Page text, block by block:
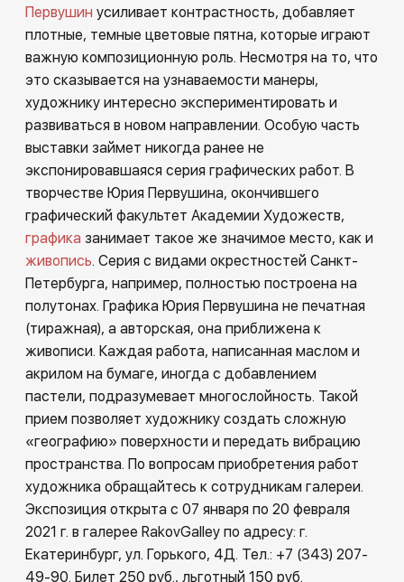
Первушин усиливает контрастность, добавляет
плотные, темные цветовые пятна, которые играют
важную композиционную роль. Несмотря на то, что
это сказывается на узнаваемости манеры,
художнику интересно экспериментировать и
развиваться в новом направлении. Особую часть
выставки займет никогда ранее не
экспонировавшаяся серия графических работ. В
творчестве Юрия Первушина, окончившего
графический факультет Академии Художеств,
графика занимает такое же значимое место, как и
живопись. Серия с видами окрестностей Санкт-
Петербурга, например, полностью построена на
полутонах. Графика Юрия Первушина не печатная
(тиражная), а авторская, она приближена к
живописи. Каждая работа, написанная маслом и
акрилом на бумаге, иногда с добавлением
пастели, подразумевает многослойность. Такой
прием позволяет художнику создать сложную
«географию» поверхности и передать вибрацию
пространства. По вопросам приобретения работ
художника обращайтесь к сотрудникам галереи.
Экспозиция открыта с 07 января по 20 февраля
2021 г. в галерее RakovGalley по адресу: г.
Екатеринбург, ул. Горького, 4Д. Тел.: +7 (343) 207-
49-90. Билет 250 руб., льготный 150 руб.